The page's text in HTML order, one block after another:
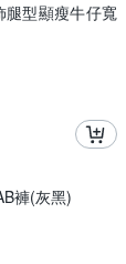
腿型顯瘦牛仔寬
褲(灰黑)